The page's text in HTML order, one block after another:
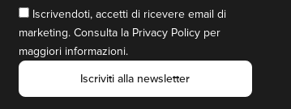
Iscrivendoti, accetti di ricevere email di
marketing. Consulta la Privacy Policyper
maggiori informazioni.
Iscriviti alla newsletter